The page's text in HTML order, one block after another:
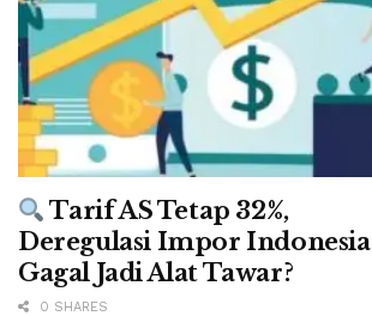
Tarif AS Tetap 32%,
Deregulasi Impor Indonesia
Gagal Jadi Alat Tawar?
0 SHARES